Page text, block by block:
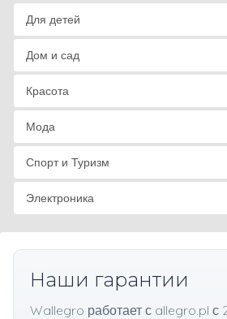
Для детей
Дом и сад
Красота
Мода
Спорт и Туризм
Электроника
Наши гарантии
Wallegro работает с allegro.pl с